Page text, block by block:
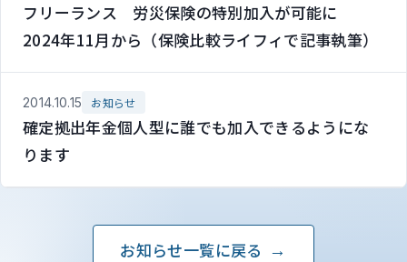
フリーランス 労災保険の特別加入が可能に
2024年11月から（保険比較ライフィで記事執筆）
2014.10.15 お知らせ
確定拠出年金個人型に誰でも加入できるようにな
ります
お知らせ一覧に戻る